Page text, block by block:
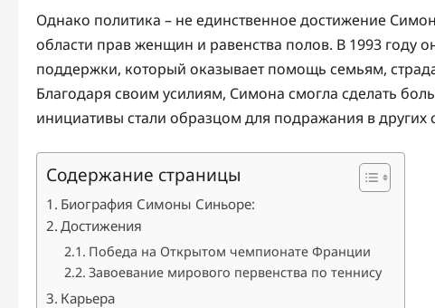
Однако политика – не единственное достижение
области прав женщин и равенства полов. В 1993 году
поддержки, который оказывает помощь семьям,
Благодаря своим усилиям, Симона смогла сделать
инициативы стали образцом для подражания в других
Содержание страницы
Биография Симоны Синьоре:
Достижения
Победа на Открытом чемпионате Франции
Завоевание мирового первенства по теннису
Карьера